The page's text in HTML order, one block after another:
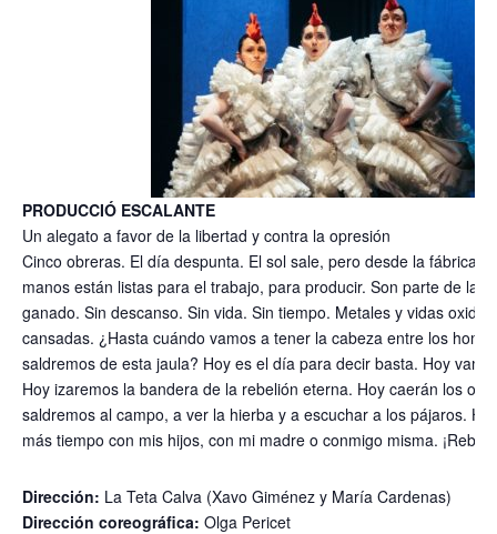
PRODUCCIÓ ESCALANTE
Un alegato a favor de la libertad y contra la opresión
Cinco obreras. El día despunta. El sol sale, pero desde la fábrica
manos están listas para el trabajo, para producir. Son parte de la
ganado. Sin descanso. Sin vida. Sin tiempo. Metales y vidas
cansadas. ¿Hasta cuándo vamos a tener la cabeza entre los
saldremos de esta jaula? Hoy es el día para decir basta. Hoy
Hoy izaremos la bandera de la rebelión eterna. Hoy caerán los
saldremos al campo, a ver la hierba y a escuchar a los pájaros.
más tiempo con mis hijos, con mi madre o conmigo misma.
Dirección: La Teta Calva (Xavo Giménez y María Cardenas)
Dirección coreográfica: Olga Pericet